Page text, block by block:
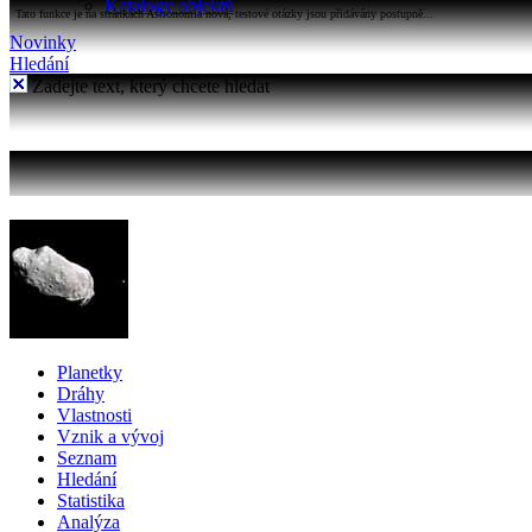
Katalogy objektů
Tato funkce je na stránkách Astronomia nová, testové otázky jsou přidávány postupně...
Novinky
Hledání
Zadejte text, který chcete hledat
Planetky
Dráhy
Vlastnosti
Vznik a vývoj
Seznam
Hledání
Statistika
Analýza